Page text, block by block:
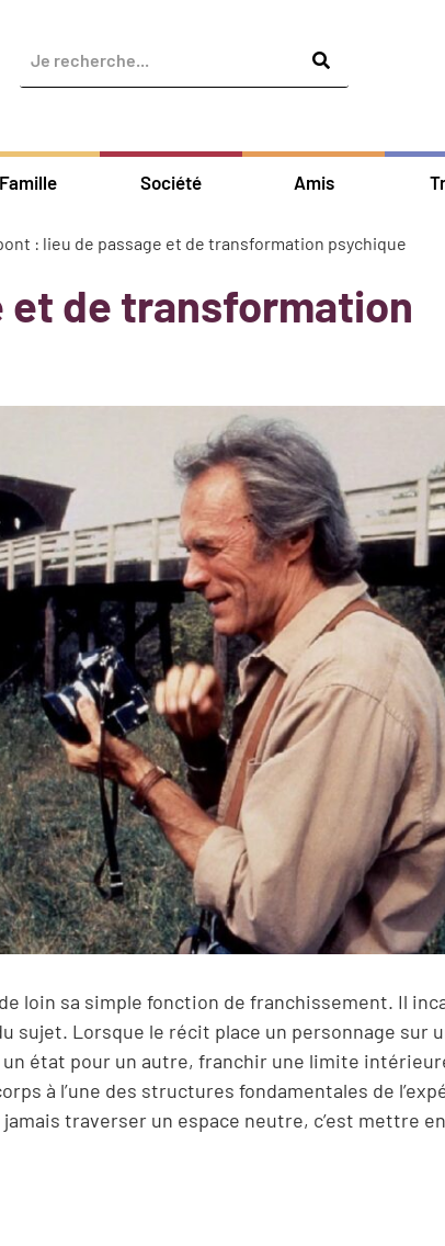
Famille Société Amis
: lieu de passage et de transformation psychique
et de transformation
loin sa simple fonction de franchissement. Il
Lorsque le récit place un personnage sur
état pour un autre, franchir une limite
à l’une des structures fondamentales de
traverser un espace neutre, c’est mettre